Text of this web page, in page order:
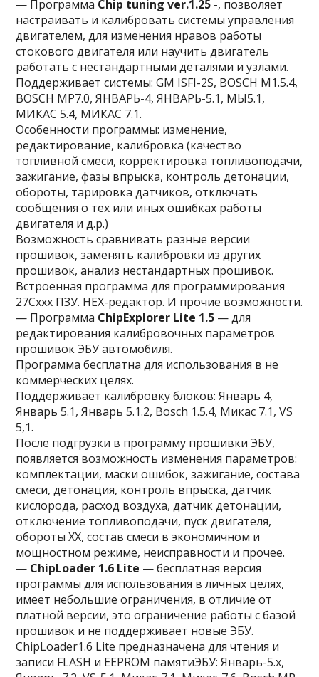
— Программа Chip tuning ver.1.25 -, позволяет
настраивать и калибровать системы управления
двигателем, для изменения нравов работы
стокового двигателя или научить двигатель
работать с нестандартными деталями и узлами.
Поддерживает системы: GM ISFI-2S, BOSCH M1.5.4,
BOSCH MP7.0, ЯНВАРЬ-4, ЯНВАРЬ-5.1, МЫ5.1,
МИКАС 5.4, МИКАС 7.1.
Особенности программы: изменение,
редактирование, калибровка (качество
топливной смеси, корректировка топливоподачи,
зажигание, фазы впрыска, контроль детонации,
обороты, тарировка датчиков, отключать
сообщения о тех или иных ошибках работы
двигателя и д.р.)
Возможность сравнивать разные версии
прошивок, заменять калибровки из других
прошивок, анализ нестандартных прошивок.
Встроенная программа для программирования
27Сххх ПЗУ. HEX-редактор. И прочие возможности.
— Программа ChipExplorer Lite 1.5 — для
редактирования калибровочных параметров
прошивок ЭБУ автомобиля.
Программа бесплатна для использования в не
коммерческих целях.
Поддерживает калибровку блоков: Январь 4,
Январь 5.1, Январь 5.1.2, Bosch 1.5.4, Микас 7.1, VS
5,1.
После подгрузки в программу прошивки ЭБУ,
появляется возможность изменения параметров:
комплектации, маски ошибок, зажигание, состава
смеси, детонация, контроль впрыска, датчик
кислорода, расход воздуха, датчик детонации,
отключение топливоподачи, пуск двигателя,
обороты ХХ, состав смеси в экономичном и
мощностном режиме, неисправности и прочее.
— ChipLoader 1.6 Lite — бесплатная версия
программы для использования в личных целях,
имеет небольшие ограничения, в отличие от
платной версии, это ограничение работы с базой
прошивок и не поддерживает новые ЭБУ.
ChipLoader1.6 Lite предназначена для чтения и
записи FLASH и EEPROM памятиЭБУ: Январь-5.x,